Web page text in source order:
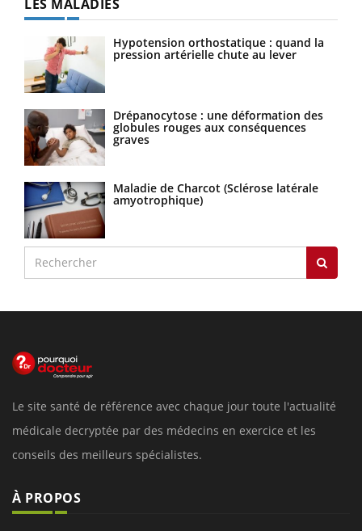
LES MALADIES
Hypotension orthostatique : quand la
pression artérielle chute au lever
Drépanocytose : une déformation des
globules rouges aux conséquences
graves
Maladie de Charcot (Sclérose latérale
amyotrophique)
Le site santé de référence avec chaque jour toute l'actualité
médicale decryptée par des médecins en exercice et les
conseils des meilleurs spécialistes.
À PROPOS